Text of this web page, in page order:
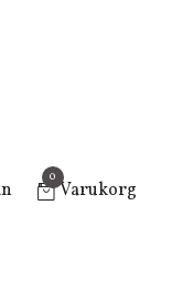
0
Varukorg